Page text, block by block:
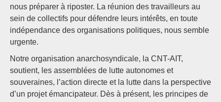
nous préparer à riposter. La réunion des travailleurs au
sein de collectifs pour défendre leurs intérêts, en toute
indépendance des organisations politiques, nous semble
urgente.
Notre organisation anarchosyndicale, la CNT-AIT,
soutient, les assemblées de lutte autonomes et
souveraines, l’action directe et la lutte dans la perspective
d’un projet émancipateur. Dès à présent, les principes de